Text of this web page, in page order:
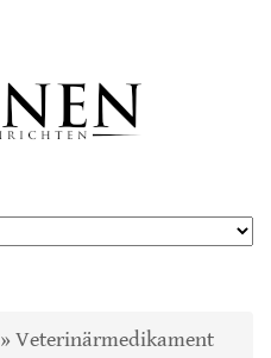
» Veterinärmedikament